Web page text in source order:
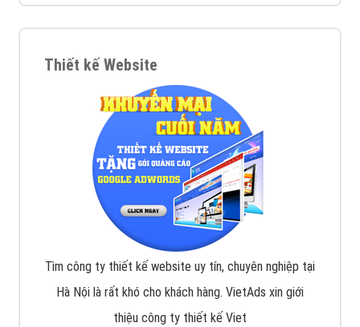
Thiết kế Website
Tìm công ty thiết kế website uy tín, chuyên nghiệp tại
Hà Nội là rất khó cho khách hàng. VietAds xin giới
thiệu công ty thiết kế Viet